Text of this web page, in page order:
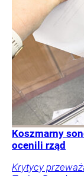
Koszmarny
ocenili rząd
Krytycy